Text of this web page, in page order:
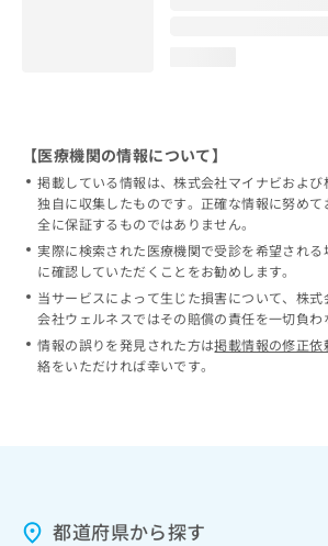
【医療機関の情報について】
掲載している情報は、株式会社マイナビおよ
独自に収集したものです。正確な情報に努め
全に保証するものではありません。
実際に検索された医療機関で受診を希望され
に確認していただくことをお勧めします。
当サービスによって生じた損害について、株
会社ウェルネスではその賠償の責任を一切負わ
情報の誤りを発見された方は掲載情報の修正依
絡をいただければ幸いです。
都道府県から探す